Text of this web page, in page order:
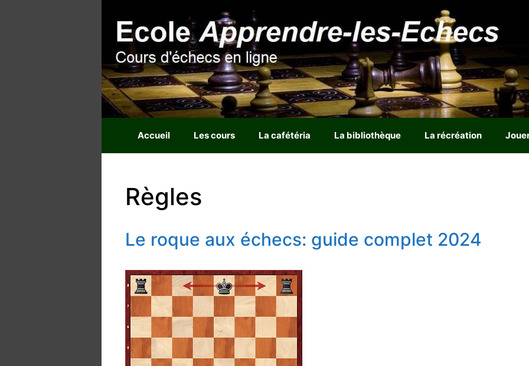
Accueil Les cours La cafétéria La bibliothèque La récréation
Règles
Le roque aux échecs: guide complet 2024